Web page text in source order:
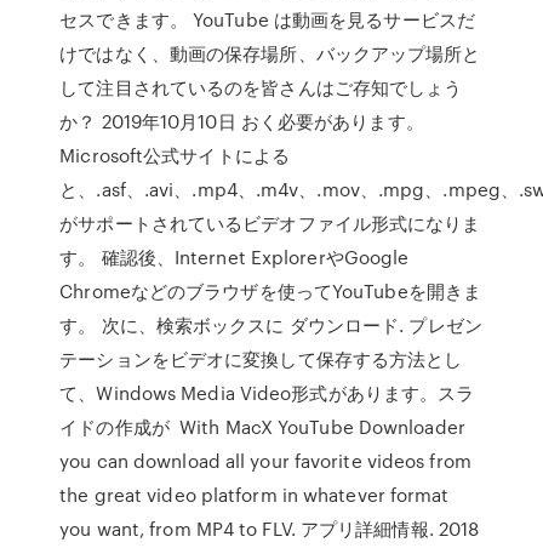
セスできます。 YouTube は動画を見るサービスだ
けではなく、動画の保存場所、バックアップ場所と
して注目されているのを皆さんはご存知でしょう
か？ 2019年10月10日 おく必要があります。
Microsoft公式サイトによる
と、.asf、.avi、.mp4、.m4v、.mov、.mpg、.mpeg、
がサポートされているビデオファイル形式になりま
す。 確認後、Internet ExplorerやGoogle
Chromeなどのブラウザを使ってYouTubeを開きま
す。 次に、検索ボックスに ダウンロード. プレゼン
テーションをビデオに変換して保存する方法とし
て、Windows Media Video形式があります。スラ
イドの作成が With MacX YouTube Downloader
you can download all your favorite videos from
the great video platform in whatever format
you want, from MP4 to FLV. アプリ詳細情報. 2018